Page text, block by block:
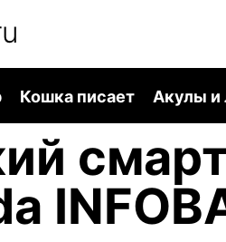
Кошка писает Акулы и